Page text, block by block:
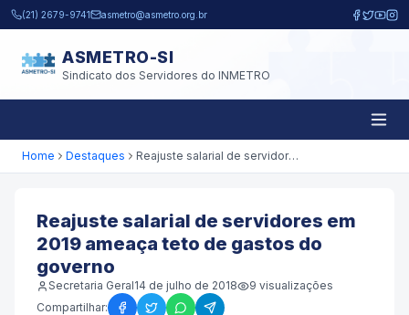
Pular para o conteúdo principal
(21) 2679-9741 asmetro@asmetro.org.br
ASMETRO-SI
Sindicato dos Servidores do INMETRO
Home Destaques Reajuste salarial de servidores em 2019 ameaça teto de gastos do governo
Reajuste salarial de servidores em
2019 ameaça teto de gastos do
governo
Secretaria Geral14 de julho de 2018 9 visualizações
Compartilhar: